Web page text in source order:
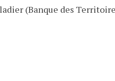
(Banque des